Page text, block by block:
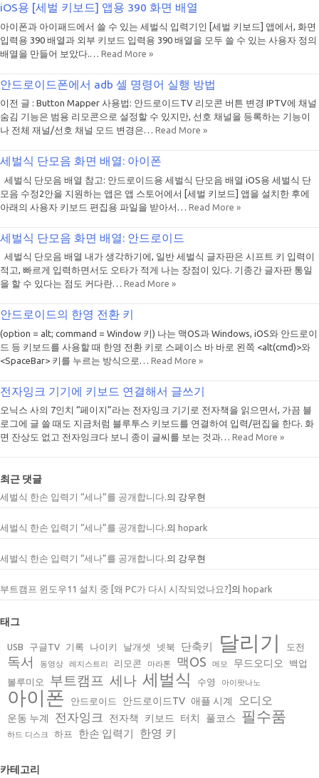
iOS용 [세벌 키보드] 앱용 390 화면 배열
아이폰과 아이패드에서 쓸 수 있는 세벌식 입력기인 [세벌 키보드] 앱에서, 화면
입력용 390 배열과 외부 키보드 입력용 390 배열을 모두 쓸 수 있는 사용자 정의
배열을 만들어 보았다.… Read More »
안드로이드폰에서 adb 셀 명령어 실행 방법
이전 글 : Button Mapper 사용법: 안드로이드TV 리모콘 버튼 변경 IPTV에 채널
숨김 기능은 범용 리모콘으로 설정할 수 있지만, 선호 채널을 등록하는 기능이
나 전체 재널/선호 채널 모드 변경은… Read More »
세벌식 단모음 화면 배열: 아이폰
세벌식 단모음 배열 참고: 안드로이드용 세벌식 단모음 배열 iOS용 세벌식 단
모음 수정2안을 지원하는 앱은 앱 스토어에서 [세벌 키보드] 앱을 설치한 후에
아래의 사용자 키보드 편집용 파일을 받아서… Read More »
세벌식 단모음 화면 배열: 안드로이드
세벌식 단모음 배열 내가 생각하기에, 일반 세벌식 글자판은 시프트 키 입력이
적고, 빠르게 입력하면서도 오타가 적게 나는 장점이 있다. 기종간 글자판 통일
을 할 수 있다는 점도 커다란… Read More »
안드로이드의 한영 전환 키
(option = alt; command = Window 키) 나는 맥OS과 Windows, iOS와 안드로이
드 등 키보드를 사용할 때 한영 전환 키로 스페이스 바 바로 왼쪽 <alt(cmd)>와
<SpaceBar> 키를 누르는 방식으로… Read More »
전자잉크 기기에 키보드 연결해서 글쓰기
오닉스 사의 7인치 “페이지”라는 전자잉크 기기로 전자책을 읽으면서, 가끔 블
로그에 글 쓸 때도 지금처럼 블루투스 키보드를 연결하여 입력/편집을 한다. 화
면 잔상도 없고 전자잉크다 보니 종이 글씨를 보는 것과… Read More »
최근 댓글
세벌식 한손 입력기 “세나”를 공개합니다.의 강우현
세벌식 한손 입력기 “세나”를 공개합니다.의 hopark
세벌식 한손 입력기 “세나”를 공개합니다.의 강우현
부트캠프 윈도우11 설치 중 [왜 PC가 다시 시작되었나요?] 의 hopark
태그
USB 구글TV 기록 나이키 날개셋 넷북 단축키 달리기 도전
독서 동영상 레지스트리 리모콘 마라톤 맥OS 메모 무드오디오
백업
볼루미오
부트캠프 세나 세벌식 수영 아이팟나노
아이폰 안드로이드 안드로이드TV 애플 시계 오디오
운동 누계 전자잉크 전자책 키보드 터치 풀코스 필수품
하드 디스크 하프 한손 입력기 한영 키
카테고리